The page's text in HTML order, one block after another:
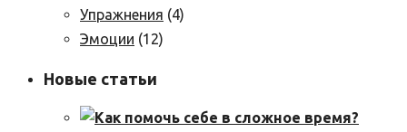
Упражнения (4)
Эмоции (12)
Новые статьи